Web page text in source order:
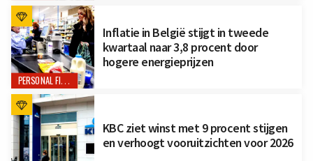
PERSONAL FINANCE
Inflatie in België stijgt in tweede
kwartaal naar 3,8 procent door
hogere energieprijzen
KBC ziet winst met 9 procent stijgen
en verhoogt vooruitzichten voor 2026